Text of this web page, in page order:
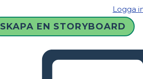
Logga
SKAPA EN STORYBOARD